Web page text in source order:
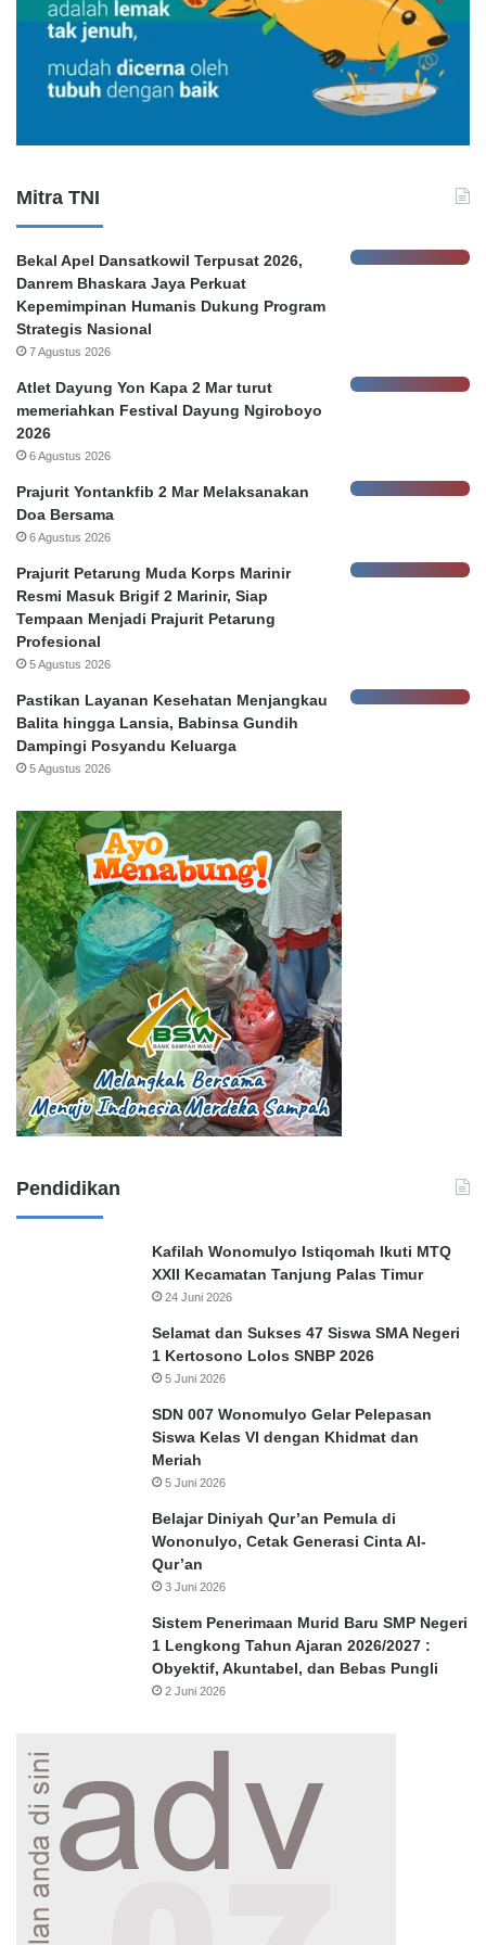
m
o
n
r
a
a
Mitra TNI
Bekal Apel Dansatkowil Terpusat 2026,
Danrem Bhaskara Jaya Perkuat
Kepemimpinan Humanis Dukung Program
Strategis Nasional
7 Agustus 2026
Atlet Dayung Yon Kapa 2 Mar turut
memeriahkan Festival Dayung Ngiroboyo
2026
6 Agustus 2026
Prajurit Yontankfib 2 Mar Melaksanakan
Doa Bersama
6 Agustus 2026
Prajurit Petarung Muda Korps Marinir
Resmi Masuk Brigif 2 Marinir, Siap
Tempaan Menjadi Prajurit Petarung
Profesional
5 Agustus 2026
Pastikan Layanan Kesehatan Menjangkau
Balita hingga Lansia, Babinsa Gundih
Dampingi Posyandu Keluarga
5 Agustus 2026
Pendidikan
Kafilah Wonomulyo Istiqomah Ikuti MTQ
XXII Kecamatan Tanjung Palas Timur
24 Juni 2026
Selamat dan Sukses 47 Siswa SMA Negeri
1 Kertosono Lolos SNBP 2026
5 Juni 2026
SDN 007 Wonomulyo Gelar Pelepasan
Siswa Kelas VI dengan Khidmat dan
Meriah
5 Juni 2026
Belajar Diniyah Qur’an Pemula di
Wononulyo, Cetak Generasi Cinta Al-
Qur’an
3 Juni 2026
Sistem Penerimaan Murid Baru SMP Negeri
1 Lengkong Tahun Ajaran 2026/2027 :
Obyektif, Akuntabel, dan Bebas Pungli
2 Juni 2026